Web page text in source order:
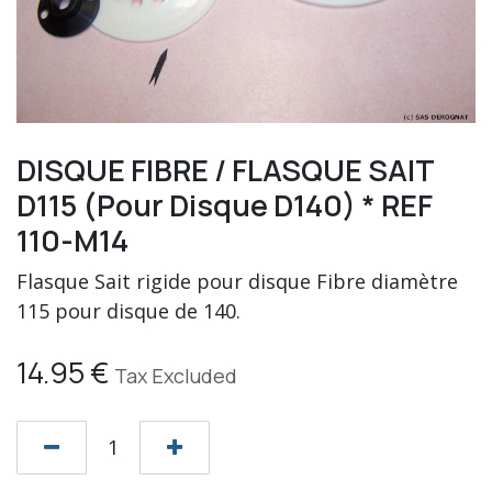
DISQUE FIBRE / FLASQUE SAIT
D115 (Pour Disque D140) * REF
110-M14
Flasque Sait rigide pour disque Fibre diamètre
115 pour disque de 140.
14.95€ Tax Excluded